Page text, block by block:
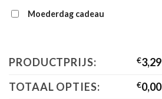
Moederdag cadeau
PRODUCTPRIJS: €3,29
TOTAAL OPTIES:
€0,00